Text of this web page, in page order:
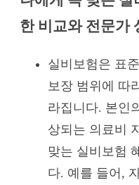
한 비교와 전문가
실비보험은 표
보장 범위에 따
라집니다. 본인
상되는 의료비
맞는 실비보험
다. 예를 들어,